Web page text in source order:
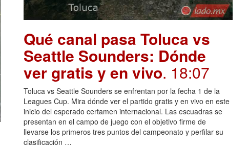
Qué canal pasa Toluca vs
Seattle Sounders: Dónde
ver gratis y en vivo. 18:07
Toluca vs Seattle Sounders se enfrentan por la fecha 1 de la
Leagues Cup. Mira dónde ver el partido gratis y en vivo en este
inicio del esperado certamen internacional. Las escuadras se
presentan en el campo de juego con el objetivo firme de
llevarse los primeros tres puntos del campeonato y perfilar su
clasificación …